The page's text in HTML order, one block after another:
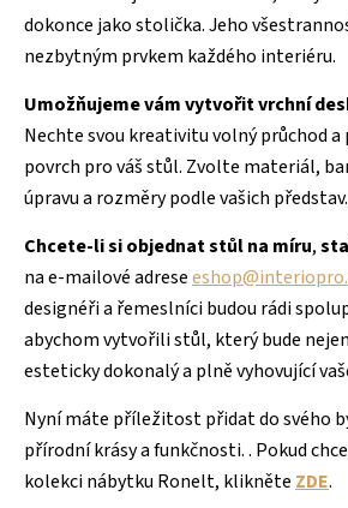
dokonce jako stolička. Jeho
nezbytným prvkem každého interiéru.
Umožňujeme vám vytvořit vrchní
Nechte svou kreativitu volný průchod
povrch pro váš stůl. Zvolte materiál,
úpravu a rozměry podle vašich představ.
Chcete-li si objednat stůl na míru,
na e-mailové adrese
designéři a řemeslníci budou rádi
abychom vytvořili stůl, který bude
esteticky dokonalý a plně vyhovující
Nyní máte příležitost přidat do svého
přírodní krásy a funkčnosti. . Pokud
kolekci nábytku Ronelt, klikněte ZDE.